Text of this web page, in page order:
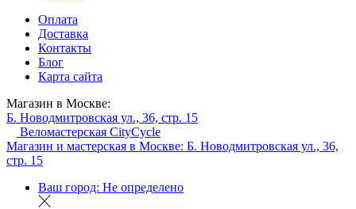
Оплата
Доставка
Контакты
Блог
Карта сайта
Магазин в Москве:
Б. Новодмитровская ул., 36, стр. 15
Веломастерская CityCycle
Магазин и мастерская в Москве: Б. Новодмитровская ул., 36,
стр. 15
Ваш город: Не определено